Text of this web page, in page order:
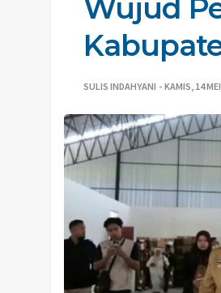
Wujud
SULIS INDAHYANI KAMIS, 14